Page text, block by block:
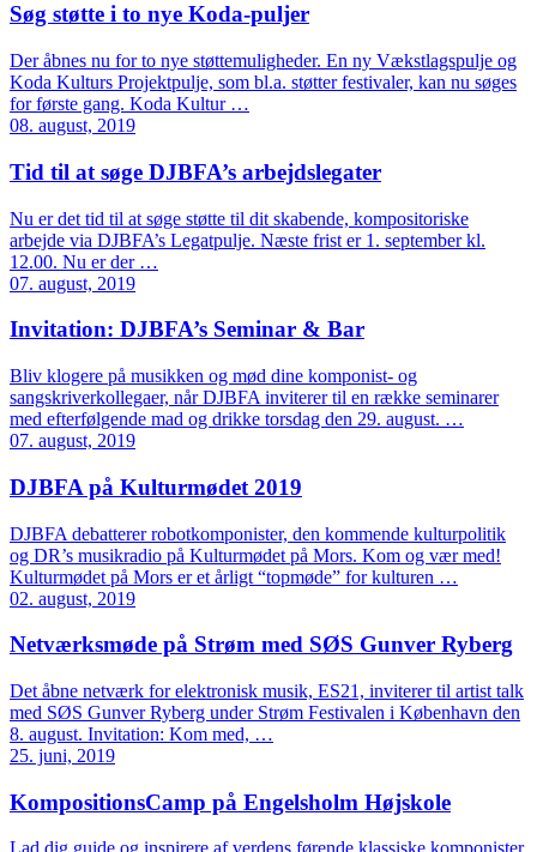
Søg støtte i to nye Koda-puljer
Der åbnes nu for to nye støttemuligheder. En ny Vækstlagspulje og
Koda Kulturs Projektpulje, som bl.a. støtter festivaler, kan nu søges
for første gang. Koda Kultur …
08. august, 2019
Tid til at søge DJBFA’s arbejdslegater
Nu er det tid til at søge støtte til dit skabende, kompositoriske
arbejde via DJBFA’s Legatpulje. Næste frist er 1. september kl.
12.00. Nu er der …
07. august, 2019
Invitation: DJBFA’s Seminar & Bar
Bliv klogere på musikken og mød dine komponist- og
sangskriverkollegaer, når DJBFA inviterer til en række seminarer
med efterfølgende mad og drikke torsdag den 29. august. …
07. august, 2019
DJBFA på Kulturmødet 2019
DJBFA debatterer robotkomponister, den kommende kulturpolitik
og DR’s musikradio på Kulturmødet på Mors. Kom og vær med!
Kulturmødet på Mors er et årligt “topmøde” for kulturen …
02. august, 2019
Netværksmøde på Strøm med SØS Gunver Ryberg
Det åbne netværk for elektronisk musik, ES21, inviterer til artist talk
med SØS Gunver Ryberg under Strøm Festivalen i København den
8. august. Invitation: Kom med, …
25. juni, 2019
KompositionsCamp på Engelsholm Højskole